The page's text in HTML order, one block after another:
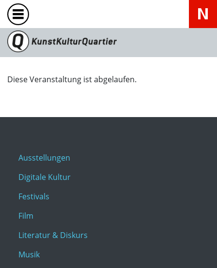
Diese Veranstaltung ist abgelaufen.
Ausstellungen
Digitale Kultur
Festivals
Film
Literatur & Diskurs
Musik